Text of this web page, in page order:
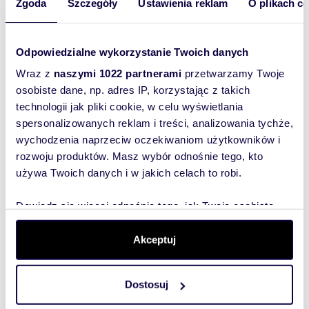
Zgoda Szczegóły Ustawienia reklam O plikach
Odpowiedzialne wykorzystanie Twoich danych
Wraz z naszymi 1022 partnerami przetwarzamy Twoje
osobiste dane, np. adres IP, korzystając z takich
technologii jak pliki cookie, w celu wyświetlania
spersonalizowanych reklam i treści, analizowania tychże,
wychodzenia naprzeciw oczekiwaniom użytkowników i
rozwoju produktów. Masz wybór odnośnie tego, kto
używa Twoich danych i w jakich celach to robi.
Dowiedz się więcej odnośnie tego, jak Twoje osobiste
dane są przetwarzane oraz ustaw własne preferencje w
. W Deklaracji plików cookie możesz
zmienić lub wycofać swoją zgodę w dowolnej chwili.
Wykorzystujemy pliki cookie do spersonalizowania treści
i reklam, aby oferować funkcje społecznościowe i
Akceptuj
Dostosuj
ostatnie piętro - brak sąsiadów nad
mieszkaniem
ogrzewanie i ciepła woda z sieci miejskiej
spokojna i zielona okolica
Lokalizacja:
szkoły, przedszkola, żłobki, punkty usługowe,
siłownie oraz tereny zielone i rekreacyjne.
Bardzo dobra komunikacja miejska (autobusy,
tramwaje 1 min przystanki) oraz szybki dojazd
do obwodnicy Krakowa i autostrady A4.
Wyślij
wiadomość
To najlepszy
sposób, aby
właściciel
oferty
szybko się z
Tobą
skontaktował!